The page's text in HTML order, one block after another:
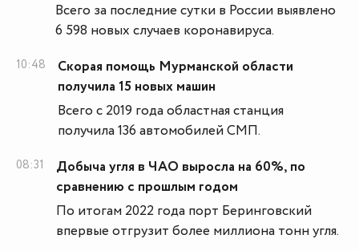
Всего за последние сутки в России выявлено
6 598 новых случаев коронавируса.
10:48
Скорая помощь Мурманской области
получила 15 новых машин
Всего с 2019 года областная станция
получила 136 автомобилей СМП.
08:31
Добыча угля в ЧАО выросла на 60%, по
сравнению с прошлым годом
По итогам 2022 года порт Беринговский
впервые отгрузит более миллиона тонн угля.